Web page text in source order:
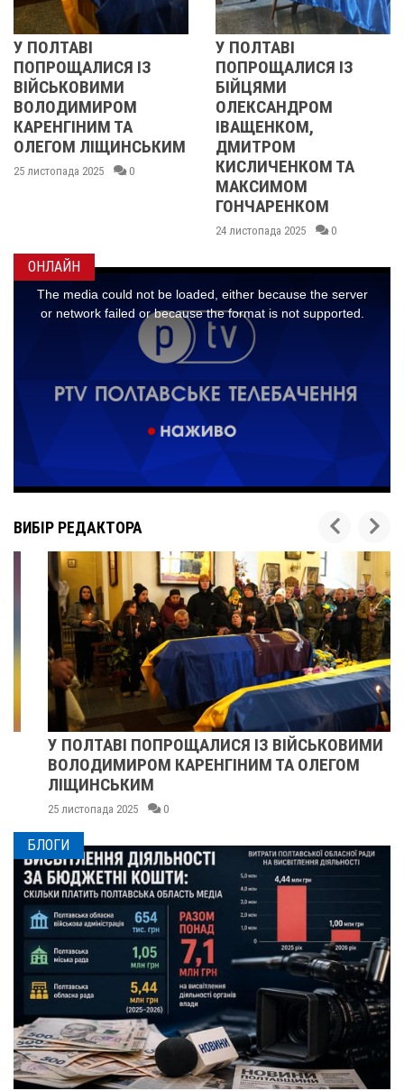
ІЗ
ТА
ЛІЩИНСЬКИМ
2025 0
У ПОЛТАВІ
ПОПРОЩАЛИСЯ ІЗ
БІЙЦЯМИ
ОЛЕКСАНДРОМ
ІВАЩЕНКОМ,
ДМИТРОМ
КИСЛИЧЕНКОМ ТА
МАКСИМОМ
ГОНЧАРЕНКОМ
24 листопада 2025 0
ОНЛАЙН
ВИБІР РЕДАКТОРА
У ПОЛТАВІ ПОПРОЩАЛИСЯ ІЗ ВІЙСЬКОВИМИ
ВОЛОДИМИРОМ КАРЕНГІНИМ ТА ОЛЕГОМ
ЛІЩИНСЬКИМ
25 листопада 2025 0
БЛОГИ